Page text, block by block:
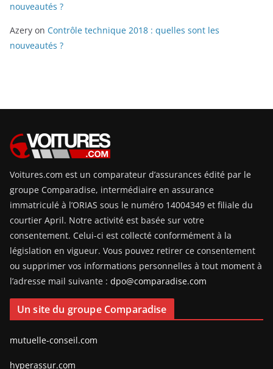
nouveautés ?
Azery on Contrôle technique 2018 : quelles sont les
nouveautés ?
Voitures.com est un comparateur d’assurances édité par le
groupe Comparadise, intermédiaire en assurance
immatriculé à l’ORIAS sous le numéro 14004349 et filiale du
courtier April. Notre activité est basée sur votre
consentement. Celui-ci est collecté conformément à la
législation en vigueur. Vous pouvez retirer ce consentement
ou supprimer vos informations personnelles à tout moment à
l’adresse mail suivante : dpo@comparadise.com
Un site du groupe Comparadise
mutuelle-conseil.com
hyperassur.com